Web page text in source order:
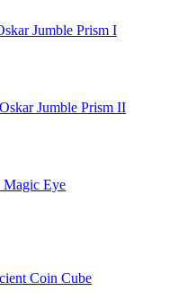
Jumble Prism I
Jumble Prism II
Eye
Coin Cube